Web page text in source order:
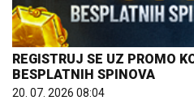
REGISTRUJ SE UZ PROMO
BESPLATNIH SPINOVA
20. 07. 2026 08:04